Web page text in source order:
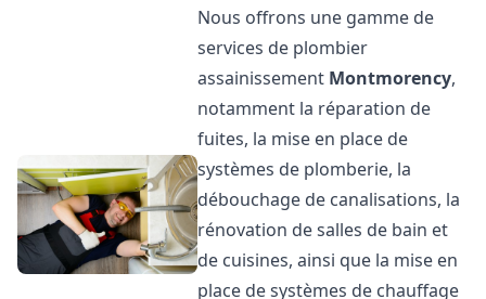
Nous offrons une gamme de
services de plombier
assainissement Montmorency,
notamment la réparation de
fuites, la mise en place de
systèmes de plomberie, la
débouchage de canalisations, la
rénovation de salles de bain et
de cuisines, ainsi que la mise en
place de systèmes de chauffage